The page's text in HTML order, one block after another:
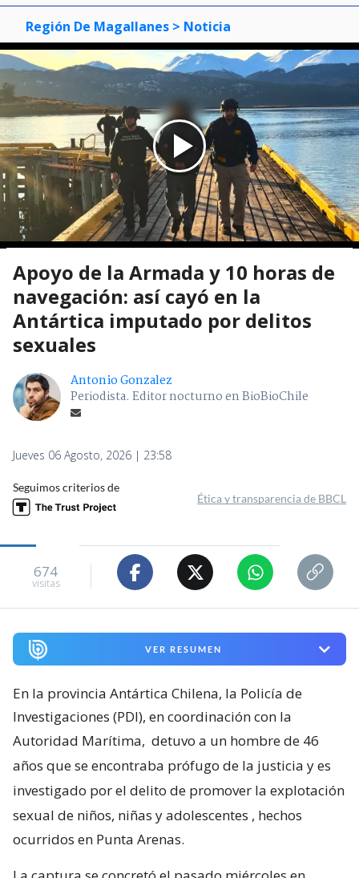
Región De Magallanes > Noticia
Apoyo de la Armada y 10 horas de
navegación: así cayó en la
Antártica imputado por delitos
sexuales
Antonio Gonzalez
Periodista. Editor nocturno en BioBioChile
Jueves 06 Agosto, 2026 | 23:58
Seguimos criterios de
Ética y transparencia de BBCL
674
visitas
VER RESUMEN
En la provincia Antártica Chilena, la Policía de
Investigaciones (PDI), en coordinación con la
Autoridad Marítima, detuvo a un hombre de 46
años que se encontraba prófugo de la justicia y es
investigado por el delito de promover la explotación
sexual de niños, niñas y adolescentes , hechos
ocurridos en Punta Arenas.